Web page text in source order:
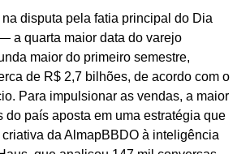
disputa pela fatia principal do Dia
a quarta maior data do varejo
maior do primeiro semestre,
de R$ 2,7 bilhões, de acordo com o
Para impulsionar as vendas, a maior
do país aposta em uma estratégia que
da AlmapBBDO à inteligência